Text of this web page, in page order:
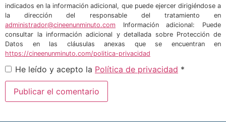
indicados en la información adicional, que puede ejercer dirigiéndose a
la dirección del responsable del tratamiento en
administrador@cineenunminuto.com Información adicional: Puede
consultar la información adicional y detallada sobre Protección de
Datos en las cláusulas anexas que se encuentran en
https://cineenunminuto.com/politica-privacidad
He leído y acepto la Política de privacidad *